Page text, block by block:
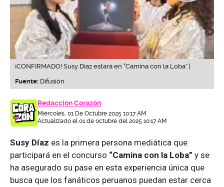
¡CONFIRMADO! Susy Díaz estará en "Camina con la Loba” |
Fuente: Difusión
Redacción Corazón
Miércoles, 01 De Octubre 2025 10:17 AM
Actualizado el 01 de octubre del 2025 10:17 AM
Susy Díaz es la primera persona mediática que
participará en el concurso “Camina con la Loba” y se
ha asegurado su pase en esta experiencia única que
busca que los fanáticos peruanos puedan estar cerca